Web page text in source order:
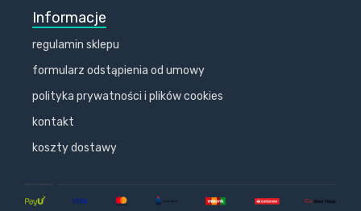
Informacje
regulamin sklepu
formularz odstąpienia od umowy
polityka prywatności i plików cookies
kontakt
koszty dostawy